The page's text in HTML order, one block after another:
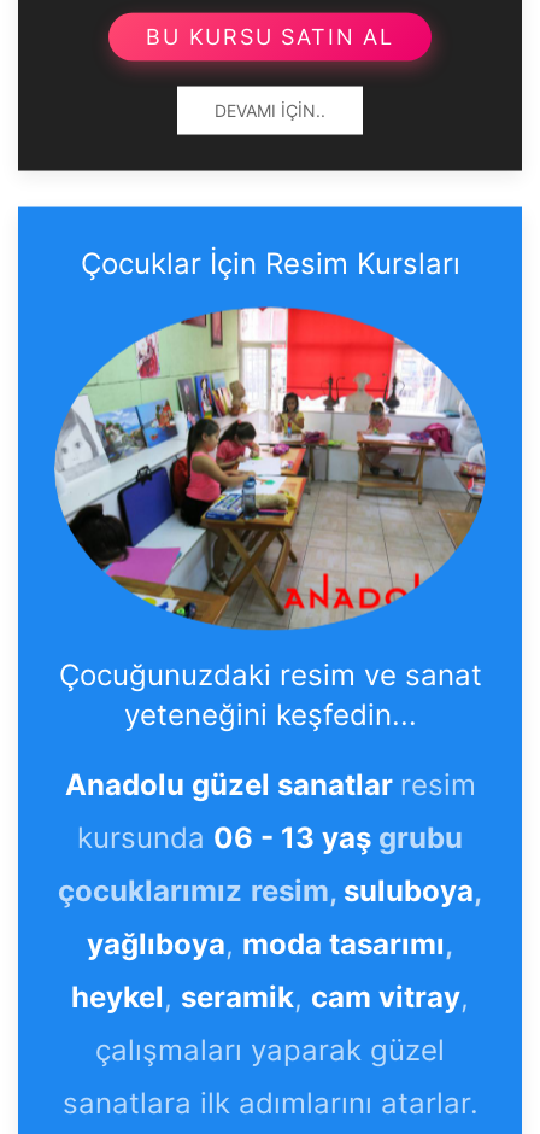
BU KURSU SATIN AL
DEVAMI İÇIN..
Çocuklar İçin Resim Kursları
Çocuğunuzdaki resim ve sanat
yeteneğini keşfedin...
Anadolu güzel sanatlar resim
kursunda 06 - 13 yaş grubu
çocuklarımız resim, suluboya,
yağlıboya, moda tasarımı,
heykel, seramik, cam vitray,
çalışmaları yaparak güzel
sanatlara ilk adımlarını atarlar.